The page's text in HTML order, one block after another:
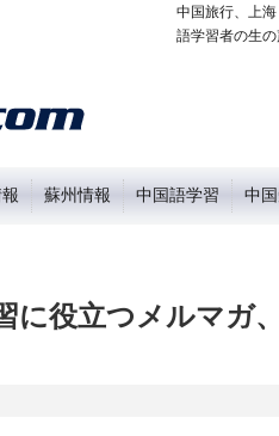
中国旅行、上
語学習者の生
報 蘇州情報 中国語学習 中
に役立つメルマガ